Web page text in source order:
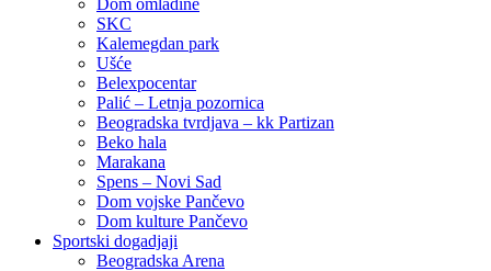
Dom omladine
SKC
Kalemegdan park
Ušće
Belexpocentar
Palić – Letnja pozornica
Beogradska tvrdjava – kk Partizan
Beko hala
Marakana
Spens – Novi Sad
Dom vojske Pančevo
Dom kulture Pančevo
Sportski dogadjaji
Beogradska Arena